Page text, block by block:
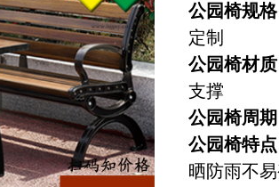
公园椅规格
定制
公园椅材质
支撑
公园椅周期
公园椅特点
晒防雨不